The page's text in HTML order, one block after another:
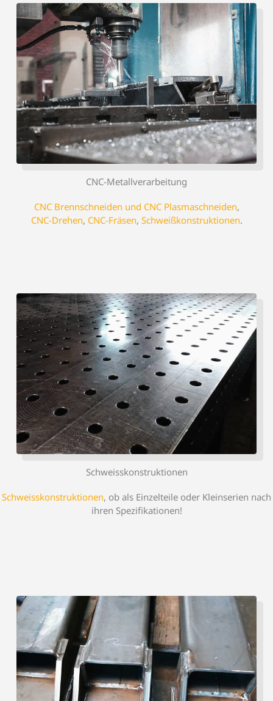
CNC-Metallverarbeitung
CNC Brennschneiden und CNC Plasmaschneiden,
CNC-Drehen, CNC-Fräsen, Schweißkonstruktionen.
Schweisskonstruktionen
Schweisskonstruktionen, ob als Einzelteile oder Kleinserien nach
ihren Spezifikationen!